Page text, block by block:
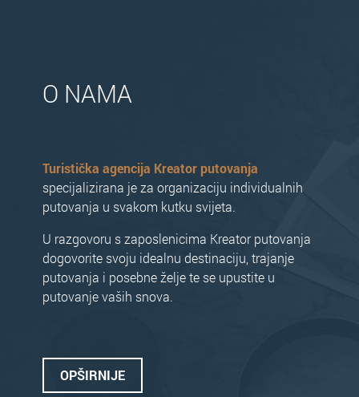
O NAMA
Turistička agencija Kreator putovanja
specijalizirana je za organizaciju individualnih
putovanja u svakom kutku svijeta.
U razgovoru s zaposlenicima Kreator putovanja
dogovorite svoju idealnu destinaciju, trajanje
putovanja i posebne želje te se upustite u
putovanje vaših snova.
OPŠIRNIJE